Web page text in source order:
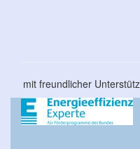
mit freundlicher